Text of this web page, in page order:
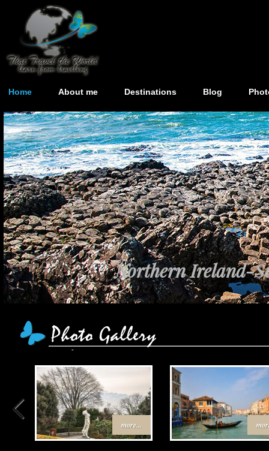
Home About me Destinations Blog
Northern Ireland-
more...